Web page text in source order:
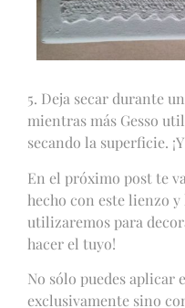
5. Deja secar durante
mientras más Gesso
secando la superficie.
En el próximo post te
hecho con este lienzo
utilizaremos para
hacer el tuyo!
No sólo puedes aplicar
exclusivamente sino